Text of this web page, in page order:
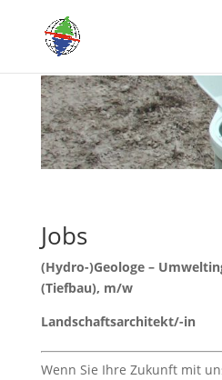
Jobs
(Hydro-)Geologe –
(Tiefbau), m/w
Landschaftsarchitekt/-in
Wenn Sie Ihre Zukunft mit